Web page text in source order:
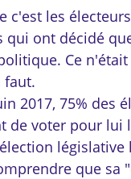
c'est les
qui ont décidé
Ce n'était
faut.
2017, 75% des
de voter pour lui
législative
que sa